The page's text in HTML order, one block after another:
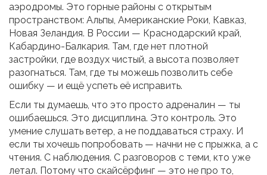
аэродромы. Это горные районы с открытым
пространством: Альпы, Американские Роки, Кавказ,
Новая Зеландия. В России — Краснодарский край,
Кабардино-Балкария. Там, где нет плотной
застройки, где воздух чистый, а высота позволяет
разогнаться. Там, где ты можешь позволить себе
ошибку — и ещё успеть её исправить.
Если ты думаешь, что это просто адреналин — ты
ошибаешься. Это дисциплина. Это контроль. Это
умение слушать ветер, а не поддаваться страху. И
если ты хочешь попробовать — начни не с прыжка, а с
чтения. С наблюдения. С разговоров с теми, кто уже
летал. Потому что скайсёрфинг — это не про то,